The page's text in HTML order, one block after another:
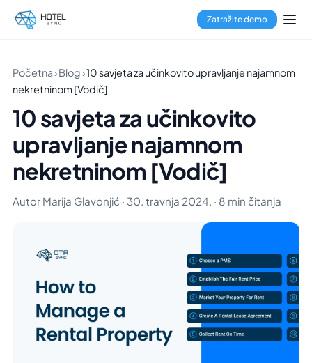
Zatražite demo
Početna›Blog›10 savjeta za učinkovito upravljanje najamnom
nekretninom [Vodič]
10 savjeta za učinkovito
upravljanje najamnom
nekretninom [Vodič]
Autor Marija Glavonjić · 30. travnja 2024. · 8 min čitanja